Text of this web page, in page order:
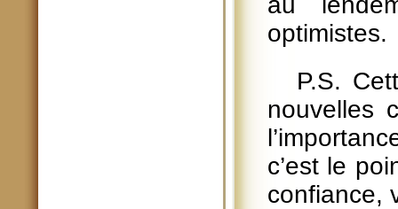
optimistes.
P.S.
nouvelles
c’est le
confiance,